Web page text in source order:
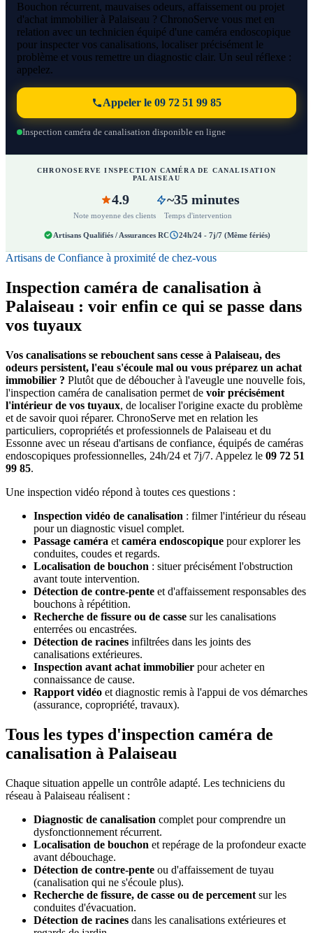
Bouchon récurrent, mauvaises odeurs, affaissement ou projet
d'achat immobilier à Palaiseau ? ChronoServe vous met en
relation avec un technicien équipé d'une caméra endoscopique
pour inspecter vos canalisations, localiser précisément le
problème et vous remettre un diagnostic clair. Un seul réflexe :
appelez.
Appeler le 09 72 51 99 85
Inspection caméra de canalisation disponible en ligne
CHRONOSERVE INSPECTION CAMÉRA DE CANALISATION
PALAISEAU
4.9
Note moyenne des clients
~35 minutes
Temps d'intervention
Artisans Qualifiés / Assurances RC 24h/24 - 7j/7 (Même fériés)
Artisans de Confiance à proximité de chez-vous
Inspection caméra de canalisation à
Palaiseau : voir enfin ce qui se passe dans
vos tuyaux
Vos canalisations se rebouchent sans cesse à Palaiseau, des
odeurs persistent, l'eau s'écoule mal ou vous préparez un achat
immobilier ? Plutôt que de déboucher à l'aveugle une nouvelle fois,
l'inspection caméra de canalisation permet de voir précisément
l'intérieur de vos tuyaux, de localiser l'origine exacte du problème
et de savoir quoi réparer. ChronoServe met en relation les
particuliers, copropriétés et professionnels de Palaiseau et du
Essonne avec un réseau d'artisans de confiance, équipés de caméras
endoscopiques professionnelles, 24h/24 et 7j/7. Appelez le 09 72 51
99 85.
Une inspection vidéo répond à toutes ces questions :
Inspection vidéo de canalisation : filmer l'intérieur du réseau
pour un diagnostic visuel complet.
Passage caméra et caméra endoscopique pour explorer les
conduites, coudes et regards.
Localisation de bouchon : situer précisément l'obstruction
avant toute intervention.
Détection de contre-pente et d'affaissement responsables des
bouchons à répétition.
Recherche de fissure ou de casse sur les canalisations
enterrées ou encastrées.
Détection de racines infiltrées dans les joints des
canalisations extérieures.
Inspection avant achat immobilier pour acheter en
connaissance de cause.
Rapport vidéo et diagnostic remis à l'appui de vos démarches
(assurance, copropriété, travaux).
Tous les types d'inspection caméra de
canalisation à Palaiseau
Chaque situation appelle un contrôle adapté. Les techniciens du
réseau à Palaiseau réalisent :
Diagnostic de canalisation complet pour comprendre un
dysfonctionnement récurrent.
Localisation de bouchon et repérage de la profondeur exacte
avant débouchage.
Détection de contre-pente ou d'affaissement de tuyau
(canalisation qui ne s'écoule plus).
Recherche de fissure, de casse ou de percement sur les
conduites d'évacuation.
Détection de racines dans les canalisations extérieures et